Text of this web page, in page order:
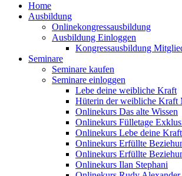
Home
Ausbildung
Onlinekongressausbildung
Ausbildung Einloggen
Kongressausbildung
Seminare
Seminare kaufen
Seminare einloggen
Lebe deine weibliche Kraft
Hüterin der weibliche Kraft
Onlinekurs Das alte Wissen
Onlinekurs Fülletage
Onlinekurs Lebe deine
Onlinekurs Erfüllte
Onlinekurs Erfüllte
Onlinekurs Ilan Stephani